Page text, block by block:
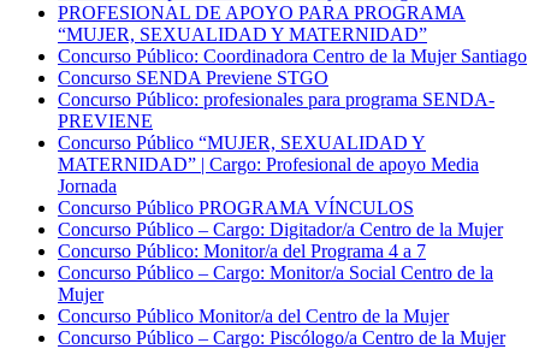
PROFESIONAL DE APOYO PARA PROGRAMA
“MUJER, SEXUALIDAD Y MATERNIDAD”
Concurso Público: Coordinadora Centro de la Mujer Santiago
Concurso SENDA Previene STGO
Concurso Público: profesionales para programa SENDA-
PREVIENE
Concurso Público “MUJER, SEXUALIDAD Y
MATERNIDAD” | Cargo: Profesional de apoyo Media
Jornada
Concurso Público PROGRAMA VÍNCULOS
Concurso Público – Cargo: Digitador/a Centro de la Mujer
Concurso Público: Monitor/a del Programa 4 a 7
Concurso Público – Cargo: Monitor/a Social Centro de la
Mujer
Concurso Público Monitor/a del Centro de la Mujer
Concurso Público – Cargo: Piscólogo/a Centro de la Mujer